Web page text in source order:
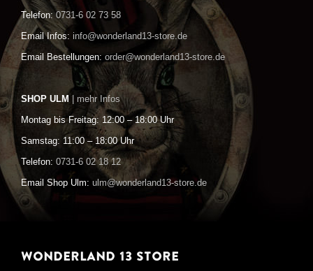
Telefon: 0731-6 02 73 58
Email Infos: info@wonderland13-store.de
Email Bestellungen: order@wonderland13-store.de
SHOP ULM | mehr Infos
Montag bis Freitag: 12:00 – 18:00 Uhr
Samstag: 11:00 – 18:00 Uhr
Telefon: 0731-6 02 18 12
Email Shop Ulm: ulm@wonderland13-store.de
WONDERLAND 13 STORE